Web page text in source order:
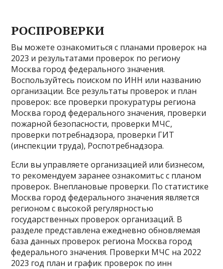
РОСПРОВЕРКИ
Вы можете ознакомиться с планами проверок на
2023 и результатами проверок по региону
Москва город федерального значения.
Воспользуйтесь поиском по ИНН или названию
организации. Все результаты проверок и план
проверок: все проверки прокуратуры региона
Москва город федерального значения, проверки
пожарной безопасности, проверки МЧС,
проверки потребнадзора, проверки ГИТ
(инспекции труда), Роспотребнадзора.
Если вы управляете организацией или бизнесом,
то рекомендуем заранее ознакомитьс с планом
проверок. Внеплановые проверки. По статистике
Москва город федерального значения является
регионом с высокой регулярностью
государственных проверок организаций. В
разделе представлена ежедневно обновляемая
база данных проверок региона Москва город
федерального значения. Проверки МЧС на 2022
2023 год план и график проверок по инн